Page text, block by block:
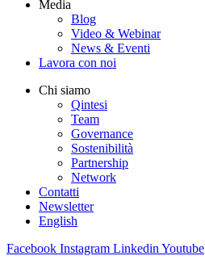
Media
Blog
Video & Webinar
News & Eventi
Lavora con noi
Chi siamo
Qintesi
Team
Governance
Sostenibilità
Partnership
Network
Contatti
Newsletter
English
Facebook Instagram Linkedin Youtube